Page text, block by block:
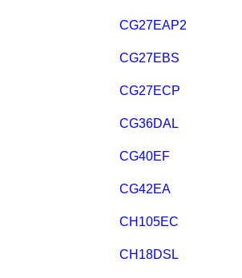
CG27EAP2
CG27EBS
CG27ECP
CG36DAL
CG40EF
CG42EA
CH105EC
CH18DSL